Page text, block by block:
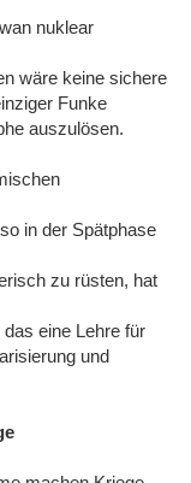
nuklear
wäre keine sichere
Funke
auszulösen.
in der Spätphase
zu rüsten, hat
eine Lehre für
und